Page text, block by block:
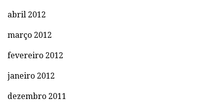
abril 2012
março 2012
fevereiro 2012
janeiro 2012
dezembro 2011